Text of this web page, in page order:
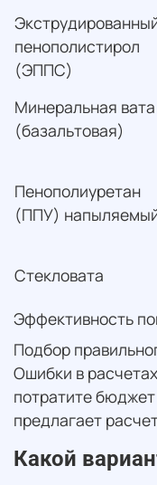
Эффективность
пенополистирол
(ЭППС)
Минеральная вата
(базальтовая)
Пенополиуретан
(ППУ)
Стекловата
Подбор
Ошибки в
потратите
предлагает
Какой